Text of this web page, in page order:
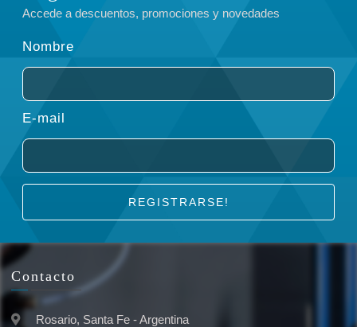
Ofertas
Accede a descuentos, promociones y novedades
Nombre
E-mail
REGISTRARSE!
Contacto
Rosario, Santa Fe - Argentina